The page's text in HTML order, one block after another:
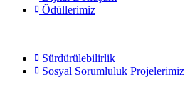
Ödüllerimiz
Sürdürülebilirlik
Sosyal Sorumluluk Projelerimiz